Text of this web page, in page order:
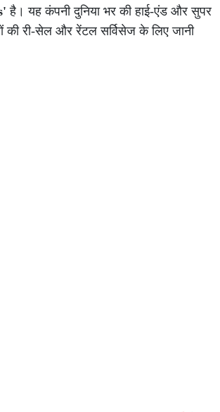
है। यह कंपनी दुनिया भर की हाई-एंड और सुपर
की री-सेल और रेंटल सर्विसेज के लिए जानी